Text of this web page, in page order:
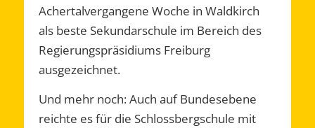
Achertalvergangene Woche in Waldkirch
als beste Sekundarschule im Bereich des
Regierungspräsidiums Freiburg
ausgezeichnet.
Und mehr noch: Auch auf Bundesebene
reichte es für die Schlossbergschule mit